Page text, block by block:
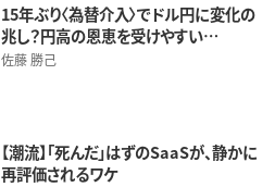
15年ぶり〈為替介入〉でドル円に変化の
兆し？円高の恩恵を受けやすい…
佐藤 勝己
【潮流】「死んだ」はずのSaaSが、静かに
再評価されるワケ